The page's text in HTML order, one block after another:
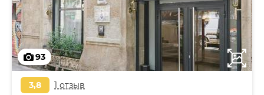
93
3,8 1 отзыв